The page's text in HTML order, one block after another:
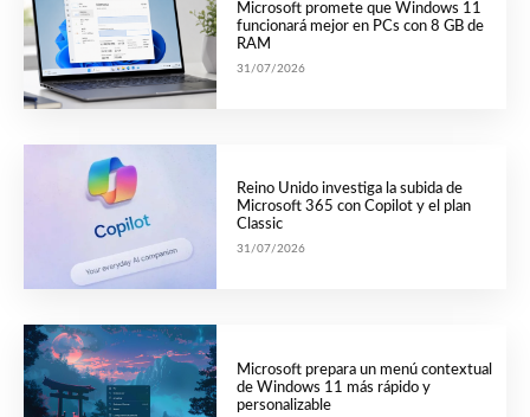
Microsoft promete que Windows 11
funcionará mejor en PCs con 8 GB de
RAM
31/07/2026
Reino Unido investiga la subida de
Microsoft 365 con Copilot y el plan
Classic
31/07/2026
Microsoft prepara un menú contextual
de Windows 11 más rápido y
personalizable